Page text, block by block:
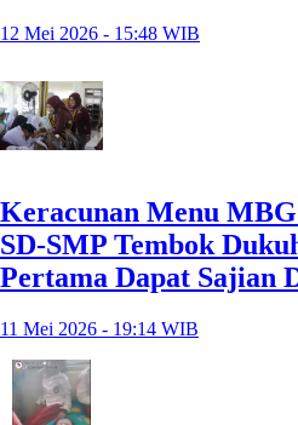
12 Mei 2026 - 15:48 WIB
Keracunan Menu
SD-SMP Tembok
Pertama Dapat Sajian
11 Mei 2026 - 19:14 WIB